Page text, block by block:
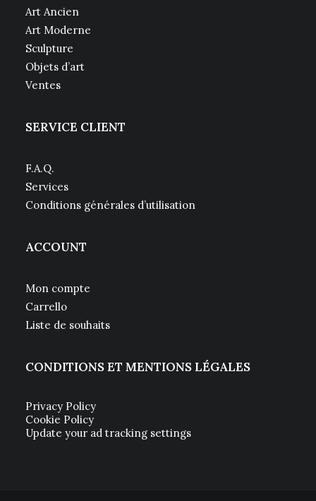
Art Ancien
Art Moderne
Sculpture
Objets d’art
Ventes
SERVICE CLIENT
F.A.Q.
Services
Conditions générales d’utilisation
ACCOUNT
Mon compte
Carrello
Liste de souhaits
CONDITIONS ET MENTIONS LÉGALES
Privacy Policy
Cookie Policy
Update your ad tracking settings